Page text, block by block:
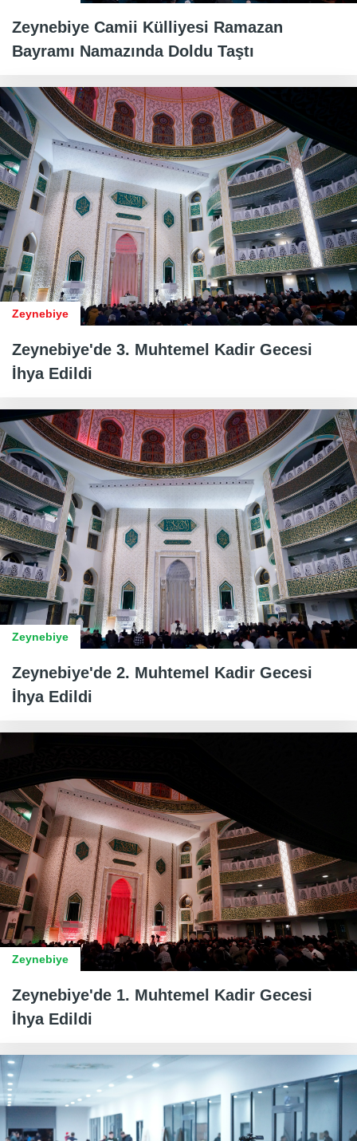
Zeynebiye Camii Külliyesi Ramazan
Bayramı Namazında Doldu Taştı
Zeynebiye
Zeynebiye'de 3. Muhtemel Kadir Gecesi
İhya Edildi
Zeynebiye
Zeynebiye'de 2. Muhtemel Kadir Gecesi
İhya Edildi
Zeynebiye
Zeynebiye'de 1. Muhtemel Kadir Gecesi
İhya Edildi